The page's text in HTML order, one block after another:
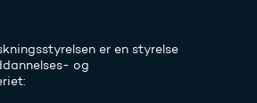
er en styrelse
og